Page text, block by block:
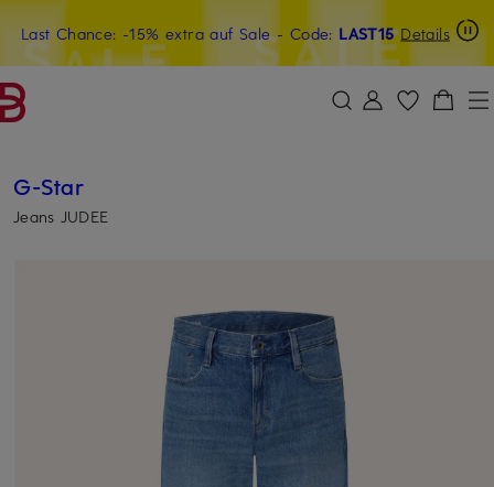
ZUM HAUPTINHALT ÜBERSPRINGEN ZUM SUCHFELD ÜBERSPRINGEN
Last Chance: -15% extra auf Sale- Code: LAST15 Details
20€-Willkommensgutschein mit Beyond sichern
G-Star
Jeans JUDEE